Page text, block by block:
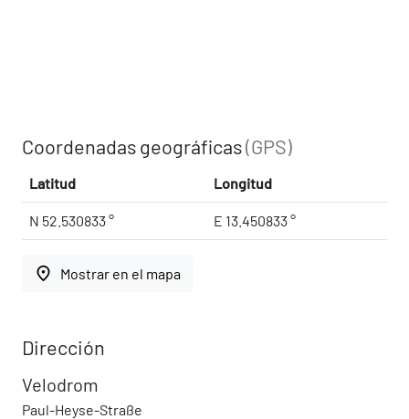
Coordenadas geográficas(GPS)
Latitud Longitud
N 52.530833 ° E 13.450833 °
place Mostrar en el mapa
Dirección
Velodrom
Paul-Heyse-Straße